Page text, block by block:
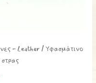
- Leather/ Υφασμάτινο